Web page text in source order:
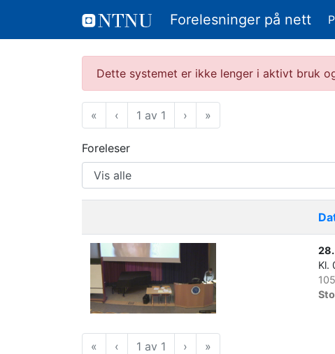
Forelesninger på nett
Dette systemet er ikke lenger i aktivt bruk
« Første
‹ Forrige
1 av 1 › Neste
»
Foreleser
Kl.
« Første
‹ Forrige
1 av 1 › Neste
»